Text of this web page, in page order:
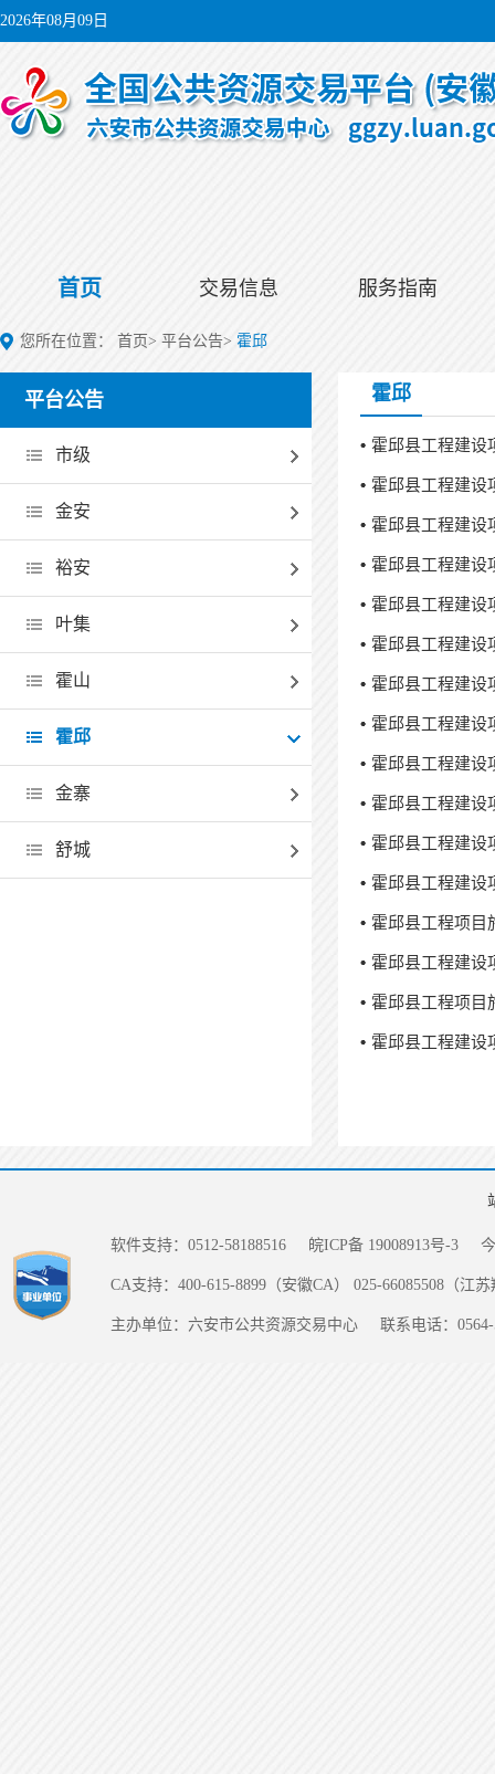
2026年08月09日
首页 交易信息 服务指南
您所在位置： 首页> 平台公告> 霍邱
平台公告
市级
金安
裕安
叶集
霍山
霍邱
金寨
舒城
霍邱
霍邱县工程建设
霍邱县工程建设
霍邱县工程建设
霍邱县工程建设
霍邱县工程建设
霍邱县工程建设
霍邱县工程建设
霍邱县工程建设
霍邱县工程建设
霍邱县工程建设
霍邱县工程建设
霍邱县工程建设
霍邱县工程项目
霍邱县工程建设
霍邱县工程项目
霍邱县工程建设
软件支持：0512-58188516 皖ICP备 19008913号-3
CA支持：400-615-8899（安徽CA） 025-66085508（江
主办单位：六安市公共资源交易中心 联系电话：0564-